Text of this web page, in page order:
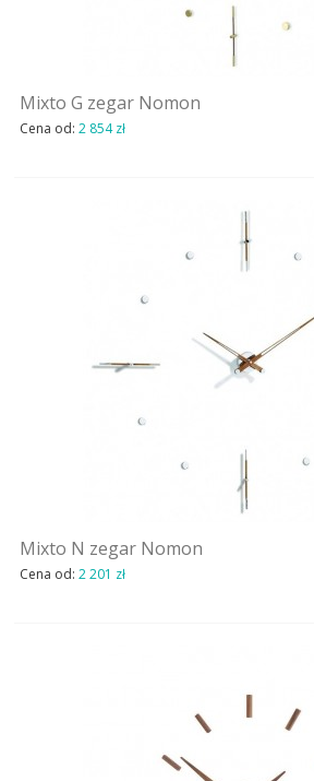
Mixto G zegar Nomon
Cena od: 2 854 zł
Mixto N zegar Nomon
Cena od: 2 201 zł